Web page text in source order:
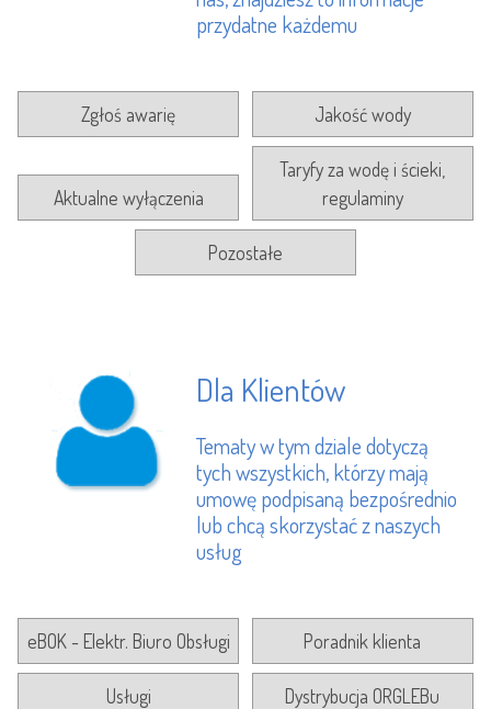
przydatne każdemu
Zgłoś awarię Jakość wody
Aktualne wyłączenia
Taryfy za wodę i ścieki,
regulaminy
Pozostałe
Dla Klientów
Tematy w tym dziale dotyczą
tych wszystkich, którzy mają
umowę podpisaną bezpośrednio
lub chcą skorzystać z naszych
usług
eBOK - Elektr. Biuro Obsługi Poradnik klienta
Usługi Dystrybucja ORGLEBu